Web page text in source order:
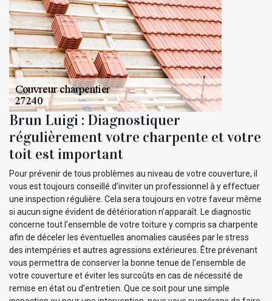
Brun Luigi : Diagnostiquer
régulièrement votre charpente et votre
toit est important
Pour prévenir de tous problèmes au niveau de votre couverture, il
vous est toujours conseillé d’inviter un professionnel à y effectuer
une inspection régulière. Cela sera toujours en votre faveur même
si aucun signe évident de détérioration n’apparaît. Le diagnostic
concerne tout l’ensemble de votre toiture y compris sa charpente
afin de déceler les éventuelles anomalies causées par le stress
des intempéries et autres agressions extérieures. Être prévenant
vous permettra de conserver la bonne tenue de l’ensemble de
votre couverture et éviter les surcoûts en cas de nécessité de
remise en état ou d’entretien. Que ce soit pour une simple